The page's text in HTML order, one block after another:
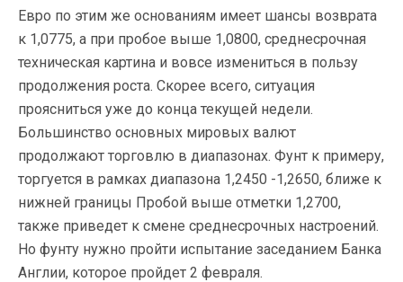
Евро по этим же основаниям имеет шансы возврата
к 1,0775, а при пробое выше 1,0800, среднесрочная
техническая картина и вовсе измениться в пользу
продолжения роста. Скорее всего, ситуация
проясниться уже до конца текущей недели.
Большинство основных мировых валют
продолжают торговлю в диапазонах. Фунт к примеру,
торгуется в рамках диапазона 1,2450 -1,2650, ближе к
нижней границы Пробой выше отметки 1,2700,
также приведет к смене среднесрочных настроений.
Но фунту нужно пройти испытание заседанием Банка
Англии, которое пройдет 2 февраля.